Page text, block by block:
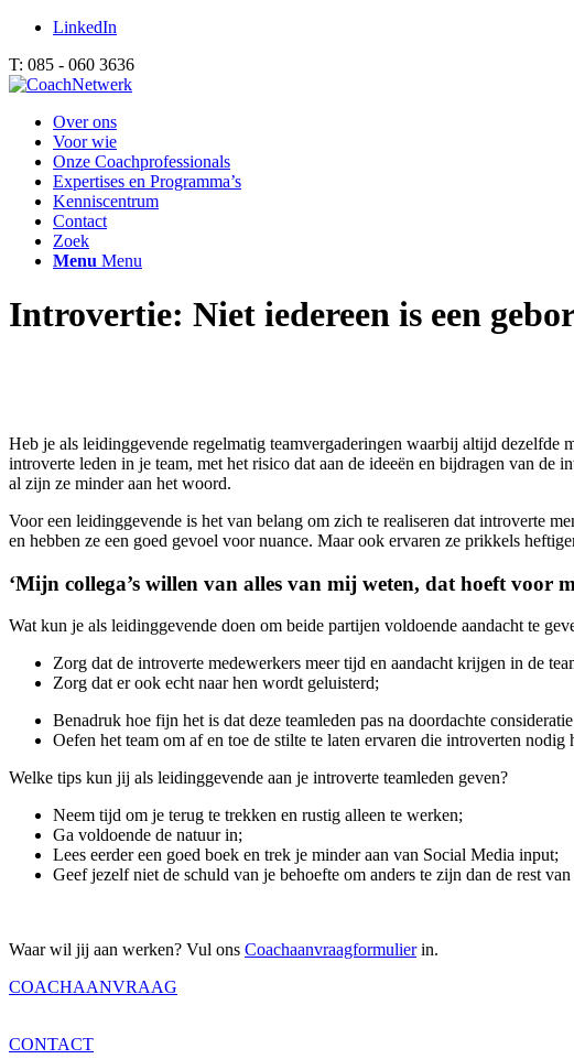
LinkedIn
T: 085 - 060 3636
Over ons
Voor wie
Onze Coachprofessionals
Expertises en Programma’s
Kenniscentrum
Contact
Zoek
Menu Menu
Introvertie: Niet iedereen is een
Heb je als leidinggevende regelmatig teamvergaderingen waarbij altijd
introverte leden in je team, met het risico dat aan de ideeën en bijdragen van
al zijn ze minder aan het woord.
Voor een leidinggevende is het van belang om zich te realiseren dat introverte
en hebben ze een goed gevoel voor nuance. Maar ook ervaren ze prikkels
‘Mijn collega’s willen van alles van mij weten, dat hoeft voor
Wat kun je als leidinggevende doen om beide partijen voldoende aandacht te
Zorg dat de introverte medewerkers meer tijd en aandacht krijgen in de
Zorg dat er ook echt naar hen wordt geluisterd;
Benadruk hoe fijn het is dat deze teamleden pas na doordachte
Oefen het team om af en toe de stilte te laten ervaren die introverten
Welke tips kun jij als leidinggevende aan je introverte teamleden geven?
Neem tijd om je terug te trekken en rustig alleen te werken;
Ga voldoende de natuur in;
Lees eerder een goed boek en trek je minder aan van Social Media input;
Geef jezelf niet de schuld van je behoefte om anders te zijn dan de rest van
Waar wil jij aan werken? Vul ons Coachaanvraagformulierin.
COACHAANVRAAG
CONTACT